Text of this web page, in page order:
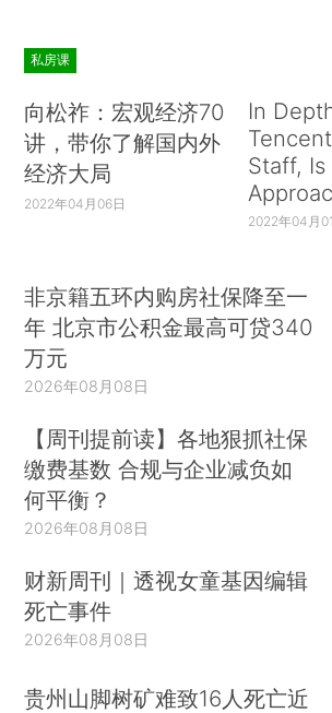
私房课
向松祚：宏观经济70
讲，带你了解国内外
经济大局
2022年04月06日
In
Staff, Is
2022年04月
非京籍五环内购房社保降至一
年 北京市公积金最高可贷340
万元
2026年08月08日
【周刊提前读】各地狠抓社保
缴费基数 合规与企业减负如
何平衡？
2026年08月08日
财新周刊｜透视女童基因编辑
死亡事件
2026年08月08日
贵州山脚树矿难致16人死亡近